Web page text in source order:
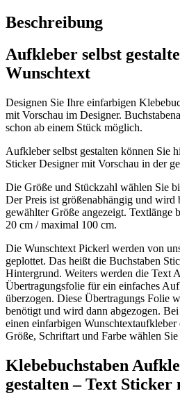
Beschreibung
Aufkleber selbst
Wunschtext
Designen Sie Ihre einfarbigen
mit Vorschau im Designer.
schon ab einem Stück möglich.
Aufkleber selbst gestalten können Sie
Sticker Designer mit Vorschau in der
Die Größe und Stückzahl wählen Sie
Der Preis ist größenabhängig und wird
gewählter Größe angezeigt. Textlänge
20 cm / maximal 100 cm.
Die Wunschtext Pickerl werden von
geplottet. Das heißt die Buchstaben
Hintergrund. Weiters werden die Text
Übertragungsfolie für ein einfaches
überzogen. Diese Übertragungs Folie
benötigt und wird dann abgezogen.
einen einfarbigen
Größe, Schriftart und Farbe wählen
Klebebuchstaben
gestalten – Text Sticker